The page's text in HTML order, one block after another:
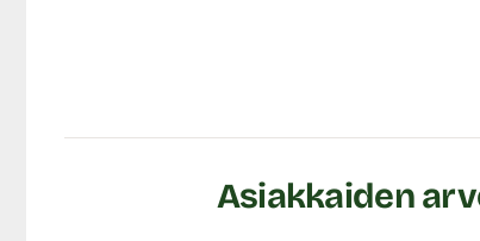
TRIO Thruster -vibraattorissa on miellyttävä
Hieman kärjestään kaarevan TRIO Thruster-
aikaa maksimoidaksesi käyttömukavuuden.
Asiakkaiden